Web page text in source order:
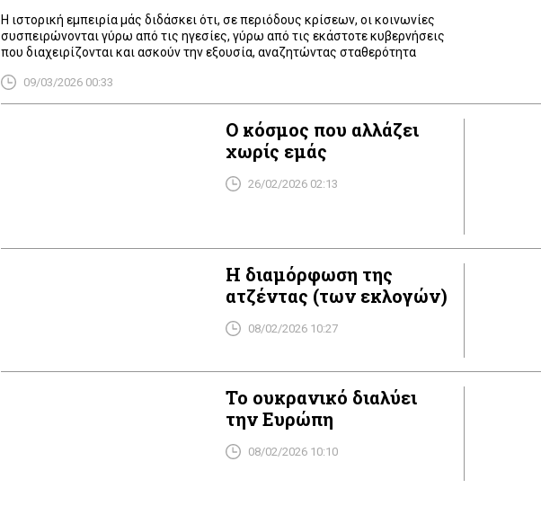
Η ιστορική εμπειρία μάς διδάσκει ότι, σε περιόδους κρίσεων, οι κοινωνίες
συσπειρώνονται γύρω από τις ηγεσίες, γύρω από τις εκάστοτε κυβερνήσεις
που διαχειρίζονται και ασκούν την εξουσία, αναζητώντας σταθερότητα
09/03/2026 00:33
Ο κόσμος που αλλάζει
χωρίς εμάς
26/02/2026 02:13
Η διαμόρφωση της
ατζέντας (των εκλογών)
08/02/2026 10:27
Το ουκρανικό διαλύει
την Ευρώπη
08/02/2026 10:10